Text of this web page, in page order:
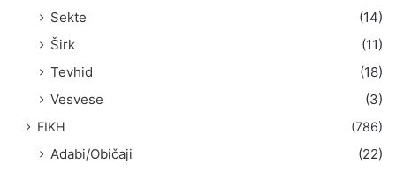
Sekte
(14)
Širk
(11)
Tevhid
(18)
Vesvese
(3)
FIKH (786)
Adabi/Običaji
(22)